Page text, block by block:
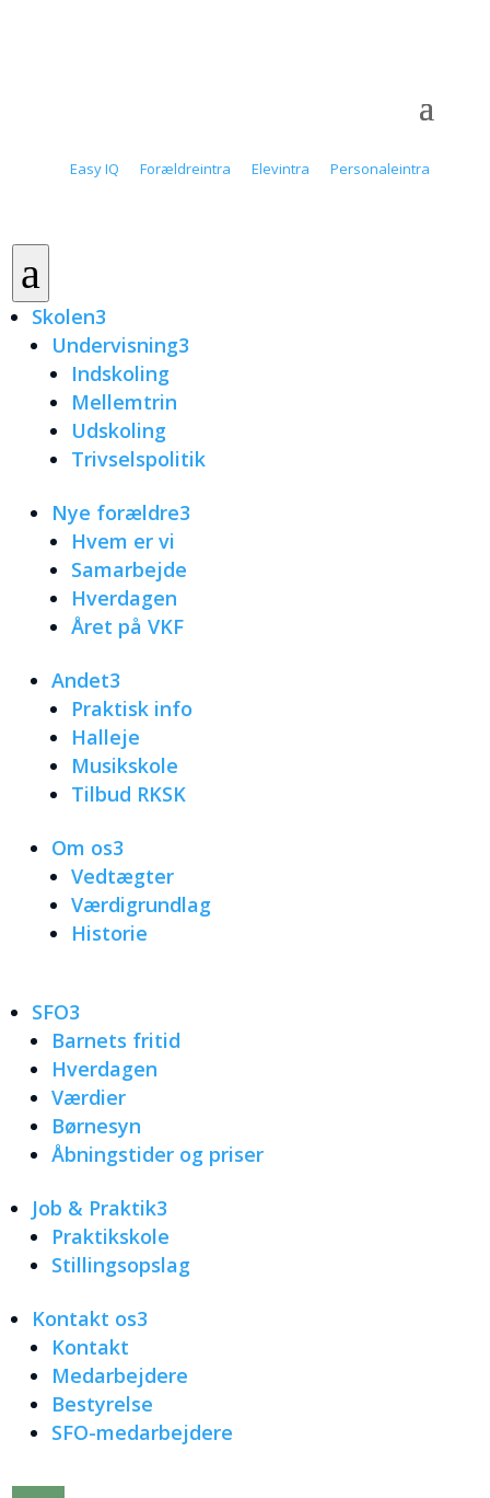
Easy IQ Forældreintra Elevintra Personaleintra
a
Skolen3
Undervisning3
Indskoling
Mellemtrin
Udskoling
Trivselspolitik
Nye forældre3
Hvem er vi
Samarbejde
Hverdagen
Året på VKF
Andet3
Praktisk info
Halleje
Musikskole
Tilbud RKSK
Om os3
Vedtægter
Værdigrundlag
Historie
SFO3
Barnets fritid
Hverdagen
Værdier
Børnesyn
Åbningstider og priser
Job & Praktik3
Praktikskole
Stillingsopslag
Kontakt os3
Kontakt
Medarbejdere
Bestyrelse
SFO-medarbejdere